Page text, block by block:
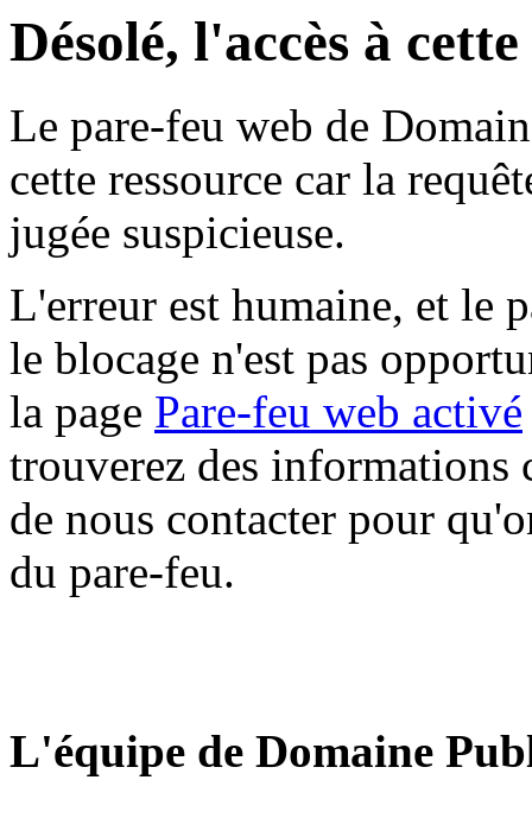
Désolé, l'accès à
Le pare-feu web de
cette ressource car la
jugée suspicieuse.
L'erreur est humaine, et le
le blocage n'est pas
la page Pare-feu web activé
trouverez des informations
de nous contacter pour
du pare-feu.
L'équipe de Domaine